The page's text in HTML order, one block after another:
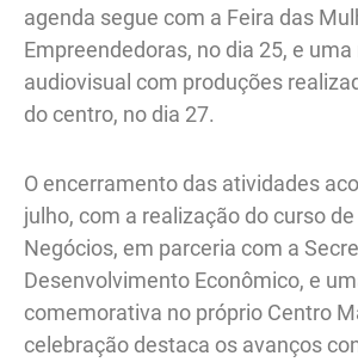
agenda segue com a Feira das
Empreendedoras, no dia 25, e
audiovisual com produções
do centro, no dia 27.
O encerramento das atividades
julho, com a realização do curso
Negócios, em parceria com a
Desenvolvimento Econômico, e
comemorativa no próprio Centro
celebração destaca os avanços